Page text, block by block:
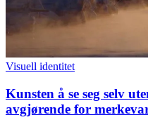
Visuell identitet
Kunsten å se seg selv
avgjørende for